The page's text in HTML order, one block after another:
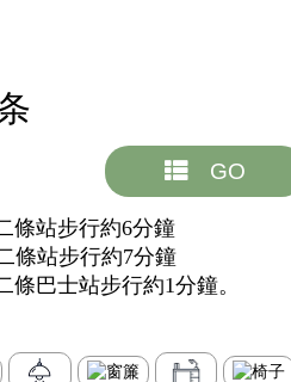
GO
條站步行約6分鐘
條站步行約7分鐘
巴士站步行約1分鐘。